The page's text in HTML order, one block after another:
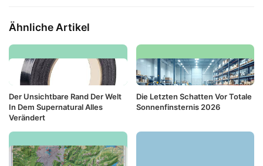
Ähnliche Artikel
Der Unsichtbare Rand Der Welt
In Dem Supernatural Alles
Verändert
Die Letzten Schatten Vor Totale
Sonnenfinsternis 2026